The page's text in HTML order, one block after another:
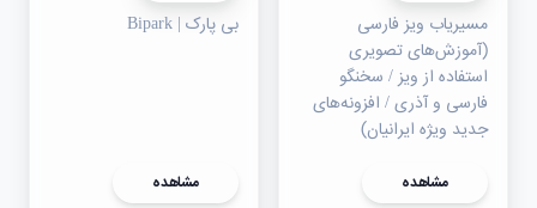
مسیریاب ویز فارسی
(آموزش‌های تصویری
استفاده از ویز / سخنگو
فارسی و آذری / افزونه‌های
جدید ویژه ایرانیان)
مشاهده
بی پارک | Bipark
مشاهده